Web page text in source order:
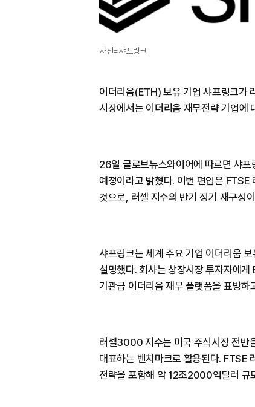
사진=샤프링크
이더리움(ETH) 보유 기업 샤프링크
시장에서는 이더리움 재무전략 기업에
26일 글로브뉴스와이어에 따르면 샤
예정이라고 밝혔다. 이번 편입은 FTSE
것으로, 러셀 지수의 반기 정기 재구성
샤프링크는 세계 주요 기업 이더리움
설명했다. 회사는 상장시장 투자자에
기관급 이더리움 재무 플랫폼을 표방하
러셀3000 지수는 미국 주식시장 전반
대표하는 벤치마크로 활용된다. FTSE
전략을 포함해 약 12조2000억달러 규